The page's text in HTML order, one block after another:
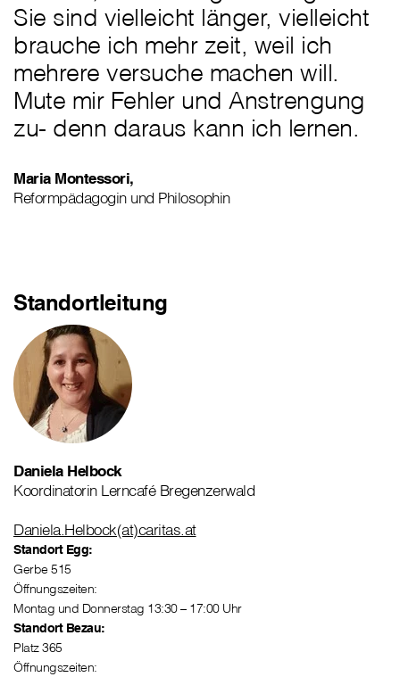
Sie sind vielleicht länger, vielleicht
brauche ich mehr zeit, weil ich
mehrere versuche machen will.
Mute mir Fehler und Anstrengung
zu- denn daraus kann ich lernen.
Maria Montessori,
Reformpädagogin und Philosophin
Standortleitung
Daniela Helbock
Koordinatorin Lerncafé Bregenzerwald
Daniela.Helbock(at)caritas.at
Standort Egg:
Gerbe 515
Öffnungszeiten:
Montag und Donnerstag 13:30 – 17:00 Uhr
Standort Bezau:
Platz 365
Öffnungszeiten: